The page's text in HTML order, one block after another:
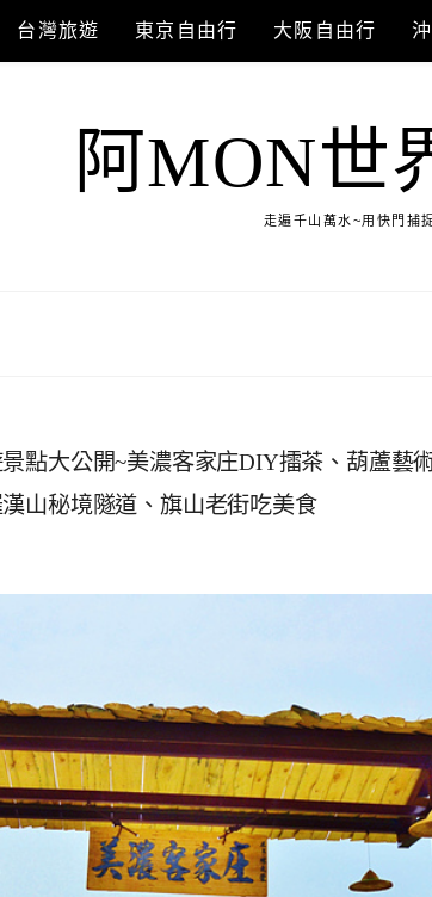
台灣旅遊 東京自由行 大阪自由行
阿MON世
走遍千山萬水~用快門捕
景點大公開~美濃客家庄DIY擂茶、葫蘆藝
山秘境隧道、旗山老街吃美食